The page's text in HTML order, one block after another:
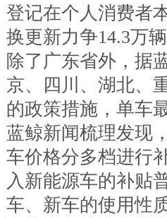
登记在个人消费者
换更新力争14.3万
除了广东省外，据
京、四川、湖北、
的政策措施，单车
蓝鲸新闻梳理发现
车价格分多档进行
入新能源车的补贴
车、新车的使用性